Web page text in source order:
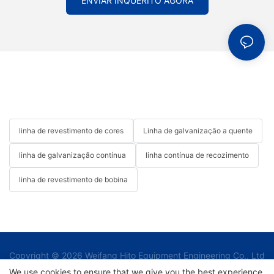
linha de revestimento de cores Linha de galvanização a quente
linha de galvanização contínua linha contínua de recozimento
linha de revestimento de bobina
Copyright © 2026 Weifang Hito Equipment Engineering Co., Ltd
|
We use cookies to ensure that we give you the best experience